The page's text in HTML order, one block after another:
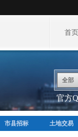
首
全部
官方
市县招标 土地交易